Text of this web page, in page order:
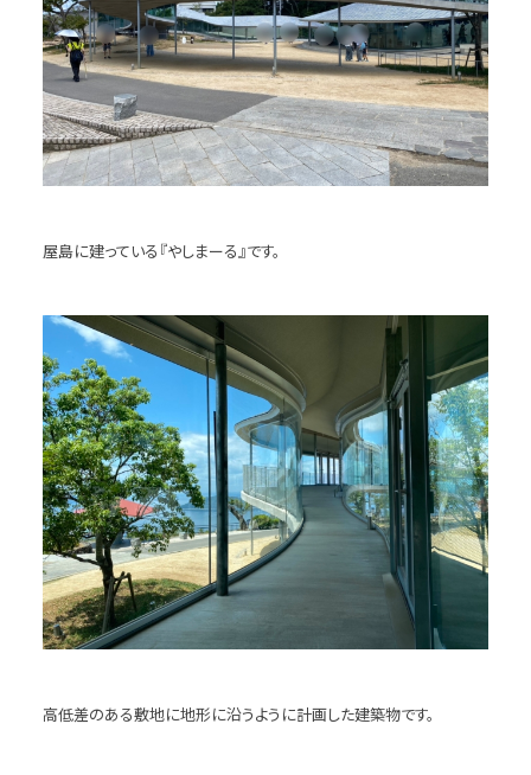
屋島に建っている『やしまーる』です。
高低差のある敷地に地形に沿うように計画した建築物です。